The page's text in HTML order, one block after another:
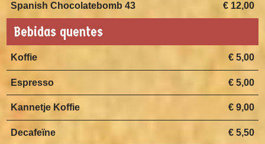
€ 12,00
Spanish Chocolatebomb 43
Bebidas quentes
€ 5,00
Koffie
€ 5,00
Espresso
€ 9,00
Kannetje Koffie
€ 5,50
Decafeïne